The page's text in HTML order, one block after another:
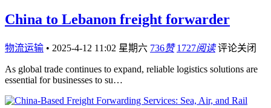
China to Lebanon freight forwarder
物流运输 • 2025-4-12 11:02 星期六 736赞 1727阅读 评论关闭
As global trade continues to expand, reliable logistics solutions are
essential for businesses to su…